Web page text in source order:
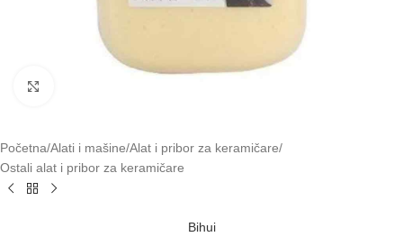
Početna/Alati i mašine/Alat i pribor za keramičare/
Ostali alat i pribor za keramičare
Bihui